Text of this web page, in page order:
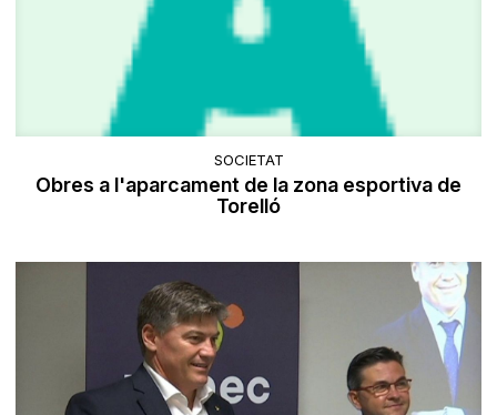
SOCIETAT
Obres a l'aparcament de la zona esportiva de
Torelló